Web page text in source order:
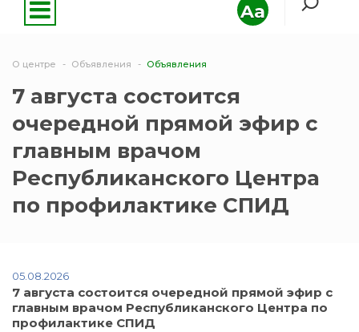
Aa
О центре Объявления Объявления
7 августа состоится
очередной прямой эфир с
главным врачом
Республиканского Центра
по профилактике СПИД
05.08.2026
7 августа состоится очередной прямой эфир с
главным врачом Республиканского Центра по
профилактике СПИД